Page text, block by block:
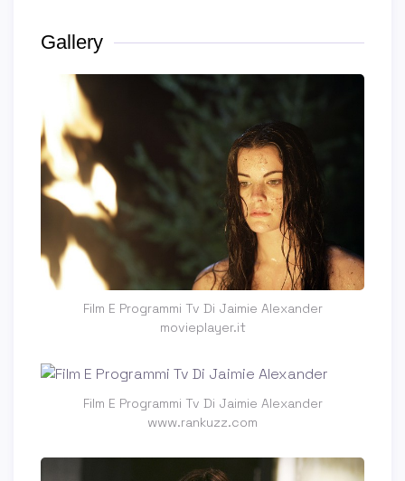
Gallery
Film E Programmi Tv Di Jaimie Alexander
movieplayer.it
Film E Programmi Tv Di Jaimie Alexander
www.rankuzz.com